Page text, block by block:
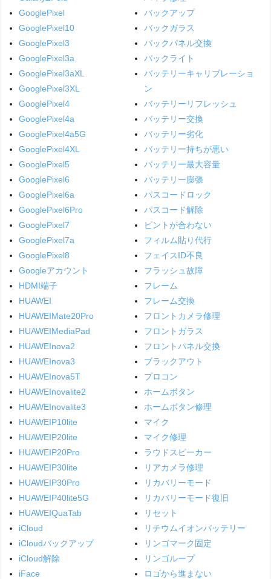
GooglePixel
GooglePixel10
GooglePixel3
GooglePixel3a
GooglePixel3aXL
GooglePixel3XL
GooglePixel4
GooglePixel4a
GooglePixel4a5G
GooglePixel4XL
GooglePixel5
GooglePixel6
GooglePixel6a
GooglePixel6Pro
GooglePixel7
GooglePixel7a
GooglePixel8
Googleアカウント
HDMI端子
HUAWEI
HUAWEIMate20Pro
HUAWEIMediaPad
HUAWEInova2
HUAWEInova3
HUAWEInova5T
HUAWEInovalite2
HUAWEInovalite3
HUAWEIP10lite
HUAWEIP20lite
HUAWEIP20Pro
HUAWEIP30lite
HUAWEIP30Pro
HUAWEIP40lite5G
HUAWEIQuaTab
iCloud
iCloudバックアップ
iCloud解除
iFace
バックアップ
バックガラス
バックパネル交換
バックライト
バッテリーキャリブレーショ
ン
バッテリーリフレッシュ
バッテリー交換
バッテリー劣化
バッテリー持ちが悪い
バッテリー最大容量
バッテリー膨張
パスコードロック
パスコード解除
ピントが合わない
フィルム貼り代行
フェイスID不良
フラッシュ故障
フレーム
フレーム交換
フロントカメラ修理
フロントガラス
フロントパネル交換
ブラックアウト
プロコン
ホームボタン
ホームボタン修理
マイク
マイク修理
ラウドスピーカー
リアカメラ修理
リカバリーモード
リカバリーモード復旧
リセット
リチウムイオンバッテリー
リンゴマーク固定
リンゴループ
ロゴから進まない